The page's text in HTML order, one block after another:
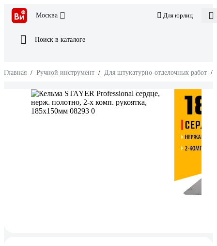
Москва Для юрлиц
Поиск в каталоге
Главная / Ручной инструмент / Для штукатурно-отделочных работ /